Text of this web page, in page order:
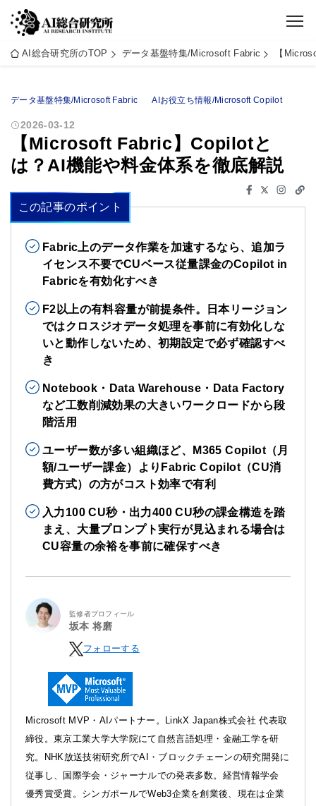
AI総合研究所のTOP データ基盤特集/Microsoft Fabric 【
データ基盤特集/Microsoft Fabric AIお役立ち情報/Microsoft Copilot
2026-03-12
【Microsoft Fabric】Copilotと
は？AI機能や料金体系を徹底解説
この記事のポイント
Fabric上のデータ作業を加速するなら、追加ラ
イセンス不要でCUベース従量課金のCopilot in
Fabricを有効化すべき
F2以上の有料容量が前提条件。日本リージョン
ではクロスジオデータ処理を事前に有効化しな
いと動作しないため、初期設定で必ず確認すべ
き
Notebook・Data Warehouse・Data Factory
など工数削減効果の大きいワークロードから段
階活用
ユーザー数が多い組織ほど、M365 Copilot（月
額/ユーザー課金）よりFabric Copilot（CU消
費方式）の方がコスト効率で有利
入力100 CU秒・出力400 CU秒の課金構造を踏
まえ、大量プロンプト実行が見込まれる場合は
CU容量の余裕を事前に確保すべき
監修者プロフィール
坂本 将磨
フォローする
Microsoft MVP・AIパートナー。LinkX Japan株式会社 代表取
締役。東京工業大学大学院にて自然言語処理・金融工学を研
究。NHK放送技術研究所でAI・ブロックチェーンの研究開発に
従事し、国際学会・ジャーナルでの発表多数。経営情報学会
優秀賞受賞。シンガポールでWeb3企業を創業後、現在は企業